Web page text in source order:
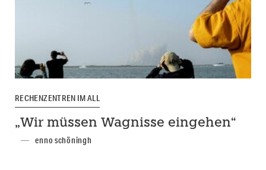
RECHENZENTREN IM ALL
„Wir müssen Wagnisse eingehen“
enno schöningh